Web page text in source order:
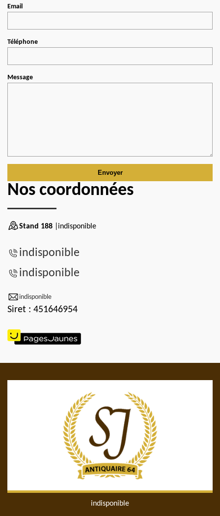
Email
Téléphone
Message
Nos coordonnées
Stand 188 |indisponible
indisponible
indisponible
indisponible
Siret : 451646954
indisponible